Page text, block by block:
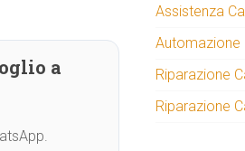
a
Assistenza
Automazione
Riparazione
Riparazione